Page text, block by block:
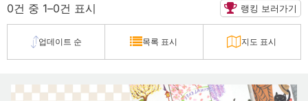
0건 중 1–0건 표시 랭킹 보러가기
업데이트 순 목록 표시 지도 표시